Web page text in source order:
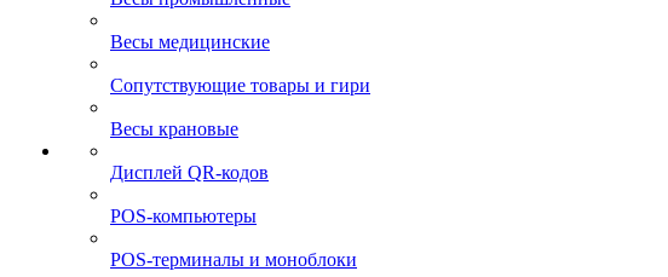
Весы медицинские
Сопутствующие товары и гири
Весы крановые
Дисплей QR-кодов
POS-компьютеры
POS-терминалы и моноблоки